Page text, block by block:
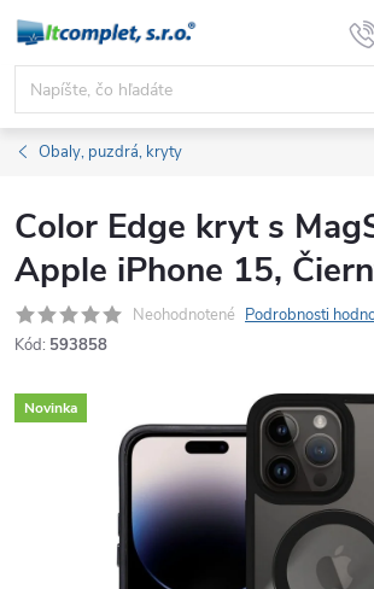
Prejsť
obsah
Obaly, puzdrá, kryty
Color Edge kryt s
Apple iPhone 15,
Neohodnotené Podrobnosti
Kód: 593858
Novinka